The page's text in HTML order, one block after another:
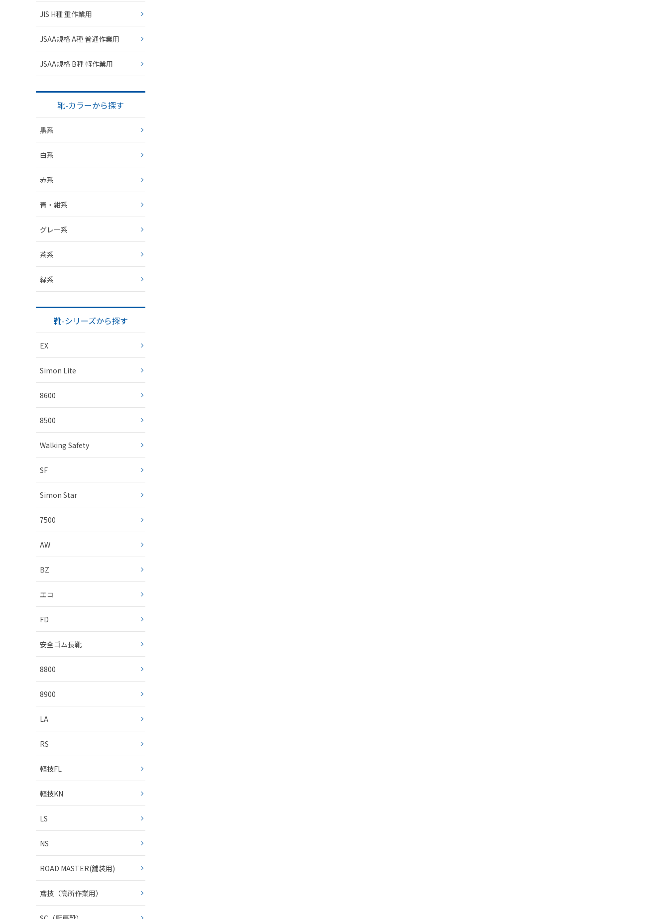
JIS H種 重作業用
JSAA規格 A種 普通作業用
JSAA規格 B種 軽作業用
靴-カラーから探す
黒系
白系
赤系
青・紺系
グレー系
茶系
緑系
靴-シリーズから探す
EX
Simon Lite
8600
8500
Walking Safety
SF
Simon Star
7500
AW
BZ
エコ
FD
安全ゴム長靴
8800
8900
LA
RS
軽技FL
軽技KN
LS
NS
ROAD MASTER(舗装用)
鳶技（高所作業用）